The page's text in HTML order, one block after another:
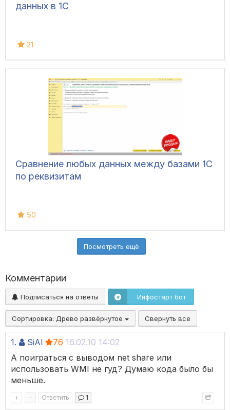
данных в 1С
21
Сравнение любых данных между базами 1С
по реквизитам
50
Посмотреть ещё
Комментарии
Подписаться на ответы Инфостарт бот
Сортировка: Древо развёрнутое Свернуть все
1. SiAl 76 16.02.10 14:02
А поиграться с выводом net share или
использовать WMI не гуд? Думаю кода было бы
меньше.
+ – Ответить 1